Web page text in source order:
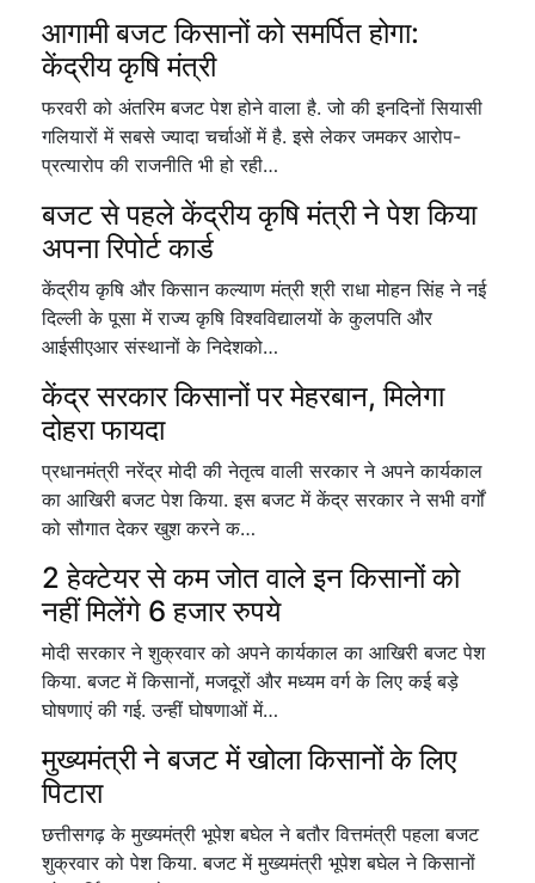
आगामी बजट किसानों को समर्पित होगा:
केंद्रीय कृषि मंत्री
फरवरी को अंतरिम बजट पेश होने वाला है. जो की इनदिनों सियासी
गलियारों में सबसे ज्यादा चर्चाओं में है. इसे लेकर जमकर आरोप-
प्रत्यारोप की राजनीति भी हो रही…
बजट से पहले केंद्रीय कृषि मंत्री ने पेश किया
अपना रिपोर्ट कार्ड
केंद्रीय कृषि और किसान कल्याण मंत्री श्री राधा मोहन सिंह ने नई
दिल्ली के पूसा में राज्य कृषि विश्वविद्यालयों के कुलपति और
आईसीएआर संस्थानों के निदेशको…
केंद्र सरकार किसानों पर मेहरबान, मिलेगा
दोहरा फायदा
प्रधानमंत्री नरेंद्र मोदी की नेतृत्व वाली सरकार ने अपने कार्यकाल
का आखिरी बजट पेश किया. इस बजट में केंद्र सरकार ने सभी वर्गों
को सौगात देकर खुश करने क…
2 हेक्टेयर से कम जोत वाले इन किसानों को
नहीं मिलेंगे 6 हजार रुपये
मोदी सरकार ने शुक्रवार को अपने कार्यकाल का आखिरी बजट पेश
किया. बजट में किसानों, मजदूरों और मध्यम वर्ग के लिए कई बड़े
घोषणाएं की गई. उन्हीं घोषणाओं में…
मुख्यमंत्री ने बजट में खोला किसानों के लिए
पिटारा
छत्तीसगढ़ के मुख्यमंत्री भूपेश बघेल ने बतौर वित्तमंत्री पहला बजट
शुक्रवार को पेश किया. बजट में मुख्यमंत्री भूपेश बघेल ने किसानों